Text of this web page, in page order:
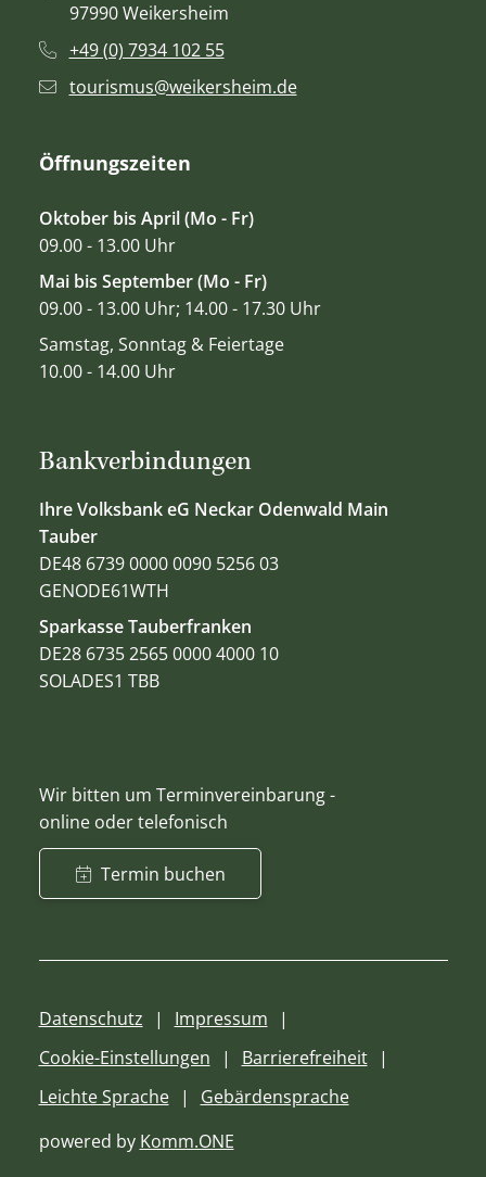
Bankverbindungen
Ihre Volksbank eG Neckar Odenwald Main
Tauber
DE48 6739 0000 0090 5256 03
GENODE61WTH
Sparkasse Tauberfranken
DE28 6735 2565 0000 4000 10
SOLADES1 TBB
Wir bitten um Terminvereinbarung -
online oder telefonisch
Termin buchen
97990 Weikersheim
+49 (0) 7934 102 55
tourismus@weikersheim.de
Öffnungszeiten
Oktober bis April (Mo - Fr)
09.00 - 13.00 Uhr
Mai bis September (Mo - Fr)
09.00 - 13.00 Uhr; 14.00 - 17.30 Uhr
Samstag, Sonntag & Feiertage
10.00 - 14.00 Uhr
Datenschutz
Impressum
Cookie-Einstellungen
Barrierefreiheit
Leichte Sprache
Gebärdensprache
powered by Komm.ONE